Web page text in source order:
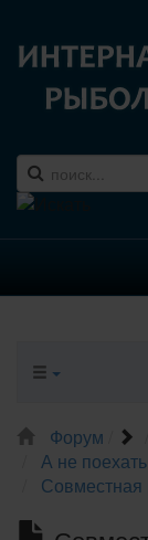
Форум
А не
Совместная